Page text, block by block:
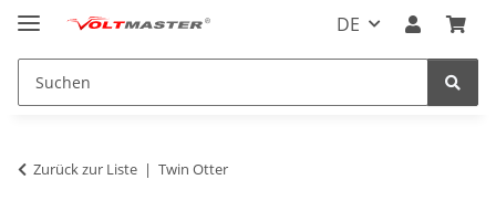
DE
Zurück zur Liste Twin Otter